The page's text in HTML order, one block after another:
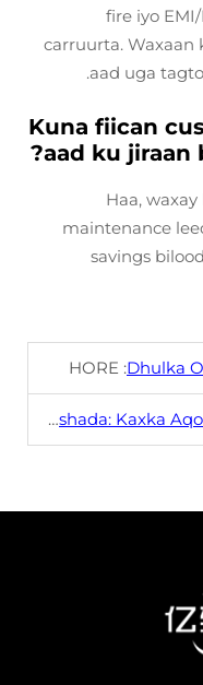
fire iyo
carruurta. Waxaan
aad uga
Kuna fiican
aad ku jiraan
Haa,
maintenance
savings
HORE :Dhulka
Qaran Wiilashada: